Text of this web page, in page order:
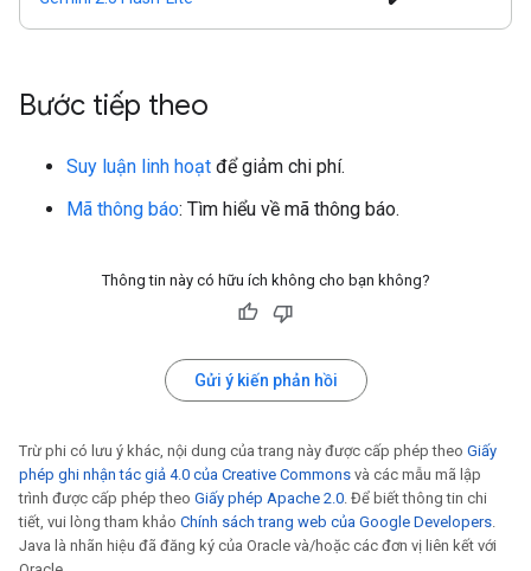
Bước tiếp theo
Suy luận linh hoạt để giảm chi phí.
Mã thông báo: Tìm hiểu về mã thông báo.
Thông tin này có hữu ích không cho bạn không?
Gửi ý kiến phản hồi
Trừ phi có lưu ý khác, nội dung của trang này được cấp phép theo Giấy
phép ghi nhận tác giả 4.0 của Creative Commons và các mẫu mã lập
trình được cấp phép theo Giấy phép Apache 2.0. Để biết thông tin chi
tiết, vui lòng tham khảo Chính sách trang web của Google Developers.
Java là nhãn hiệu đã đăng ký của Oracle và/hoặc các đơn vị liên kết với